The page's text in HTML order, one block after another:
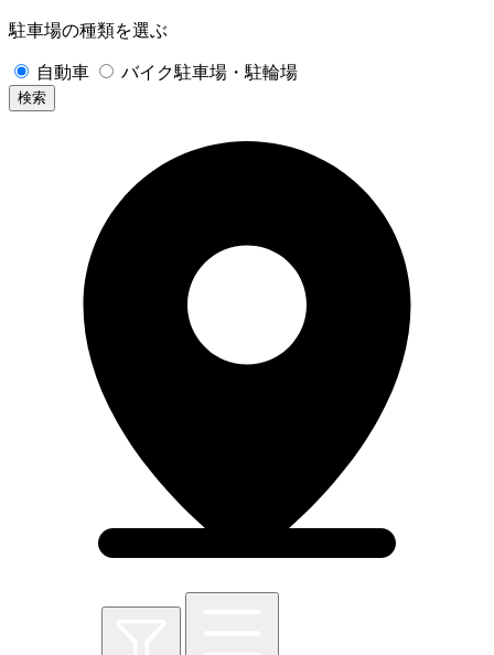
駐車場の種類を選ぶ
自動車 バイク駐車場・駐輪場
検索